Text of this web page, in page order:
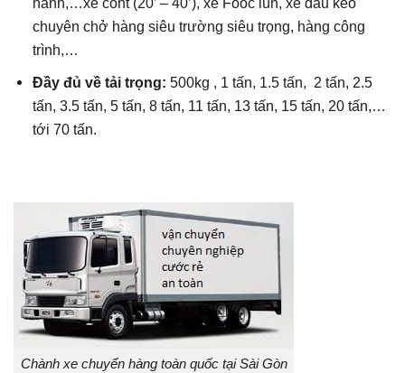
chuyên chở hàng siêu trường siêu trọng, hàng công
trình,…
Đầy đủ về tải trọng:500kg , 1 tấn, 1.5 tấn, 2 tấn, 2.5
tấn, 3.5 tấn, 5 tấn, 8 tấn, 11 tấn, 13 tấn, 15 tấn, 20 tấn,…
tới 70 tấn.
Chành xe chuyển hàng toàn quốc tại Sài Gòn